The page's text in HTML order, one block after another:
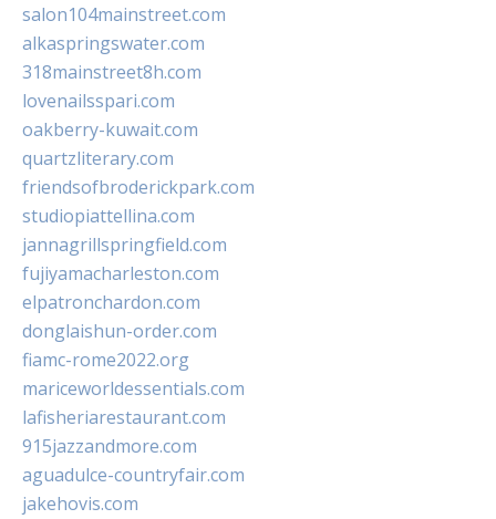
salon104mainstreet.com
alkaspringswater.com
318mainstreet8h.com
lovenailsspari.com
oakberry-kuwait.com
quartzliterary.com
friendsofbroderickpark.com
studiopiattellina.com
jannagrillspringfield.com
fujiyamacharleston.com
elpatronchardon.com
donglaishun-order.com
fiamc-rome2022.org
mariceworldessentials.com
lafisheriarestaurant.com
915jazzandmore.com
aguadulce-countryfair.com
jakehovis.com